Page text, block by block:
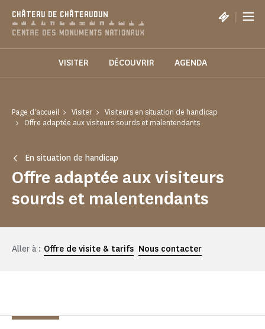
CHÂTEAU DE CHÂTEAUDUN |
VISITER DÉCOUVRIR AGENDA
Page d'accueil Visiter
Visiteurs en situation de handicap
Offre adaptée aux visiteurs sourds et malentendants
En situation de handicap
Offre adaptée aux visiteurs
sourds et malentendants
Aller à : Offre de visite & tarifs Nous contacter